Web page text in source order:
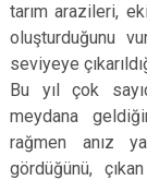
tarım arazileri,
oluşturduğunu
seviyeye
Bu yıl çok
meydana
rağmen anız
gördüğünü,